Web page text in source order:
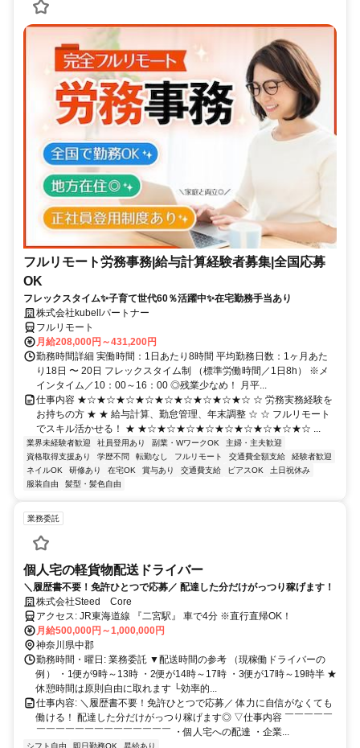
フルリモート労務事務|給与計算経験者募集|全国応募
OK
フレックスタイム✨子育て世代60％活躍中✨在宅勤務手当あり
株式会社kubellパートナー
フルリモート
月給208,000円～431,200円
勤務時間詳細 実働時間：1日あたり8時間 平均勤務日数：1ヶ月あた
り18日 〜 20日 フレックスタイム制 （標準労働時間／1日8h） ※メ
インタイム／10：00～16：00 ◎残業少なめ！ 月平...
仕事内容 ★☆★☆★☆★☆★☆★☆★☆★☆★☆ ☆ 労務実務経験を
お持ちの方 ★ ★ 給与計算、勤怠管理、年末調整 ☆ ☆ フルリモート
でスキル活かせる！ ★ ★☆★☆★☆★☆★☆★☆★☆★☆★☆ ...
業界未経験者歓迎 社員登用あり 副業・WワークOK
主婦・主夫歓迎
資格取得支援あり
学歴不問 転勤なし フルリモート 交通費全額支給
経験者歓迎
ネイルOK
研修あり 在宅OK 賞与あり 交通費支給 ピアスOK
土日祝休み
服装自由
髪型・髪色自由
業務委託
個人宅の軽貨物配送ドライバー
＼履歴書不要！免許ひとつで応募／ 配達した分だけがっつり稼げます！
株式会社Steed Core
アクセス: JR東海道線 『二宮駅』 車で4分 ※直行直帰OK！
月給500,000円～1,000,000円
神奈川県中郡
勤務時間・曜日: 業務委託 ▼配送時間の参考 （現稼働ドライバーの
例） ・1便が9時～13時 ・2便が14時～17時 ・3便が17時～19時半 ★
休憩時間は原則自由に取れます └効率的...
仕事内容: ＼履歴書不要！免許ひとつで応募／ 体力に自信がなくても
働ける！ 配達した分だけがっつり稼げます◎ ▽仕事内容 ￣￣￣￣￣
￣￣￣￣￣￣￣￣￣￣￣￣￣￣ ・個人宅への配達 ・企業...
シフト自由 即日勤務OK 昇給あり